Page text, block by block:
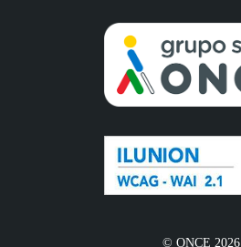
© ONCE 2026